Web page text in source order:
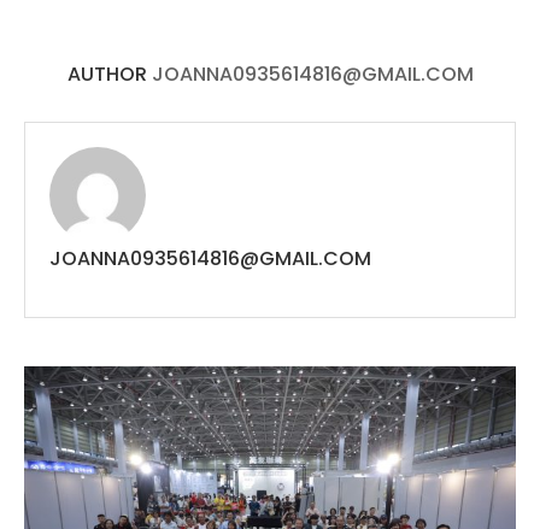
AUTHOR JOANNA0935614816@GMAIL.COM
JOANNA0935614816@GMAIL.COM